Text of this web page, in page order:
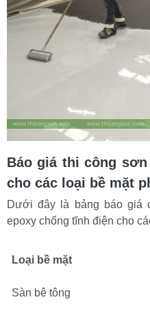
Báo giá thi công
cho các loại bề mặt
Dưới đây là bảng báo giá
epoxy chống tĩnh điện cho
Loại bề mặt
Sàn bê tông